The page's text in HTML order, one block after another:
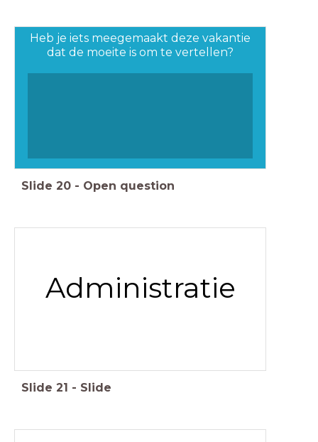
Heb je iets meegemaakt deze vakantie
dat de moeite is om te vertellen?
Slide 20 - Open question
Administratie
Slide 21 - Slide